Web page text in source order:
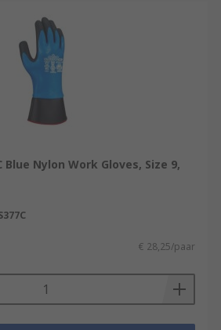
Blue Nylon Work Gloves, Size 9,
€ 28,25/paar